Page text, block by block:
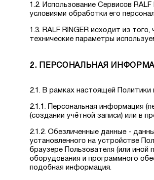
Акции / Новости
Адреса магазинов
1.2. Использование Сервисов
условиями обработки его
1.3. RALF RINGER исходит из
технические параметры
2. ПЕРСОНАЛЬНАЯ
2.1. В рамках настоящей
2.1.1. Персональная информация
(создании учётной записи) или в
2.1.2. Обезличенные данные -
установленного на устройстве
браузере Пользователя (или
оборудования и программного
подобная информация.